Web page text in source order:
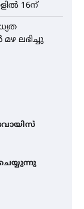
16ന്
മഴ ലഭിച്ചു
വോയിസ്